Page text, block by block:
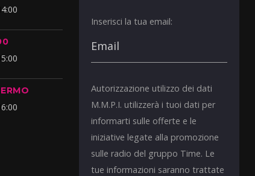
Inserisci la tua email:
Autorizzazione utilizzo dei dati
M.M.P.I. utilizzerà i tuoi dati per
informarti sulle offerte e le
iniziative legate alla promozione
sulle radio del gruppo Time. Le
tue informazioni saranno trattate